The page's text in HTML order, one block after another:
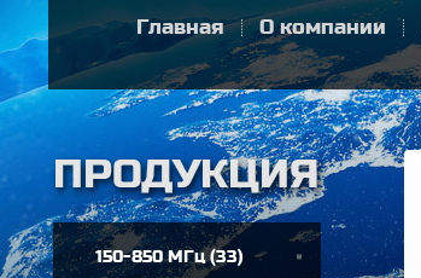
Главная О компании
150-850 МГц(33)